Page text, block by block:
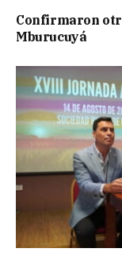
Confirmaron
Mburucuyá